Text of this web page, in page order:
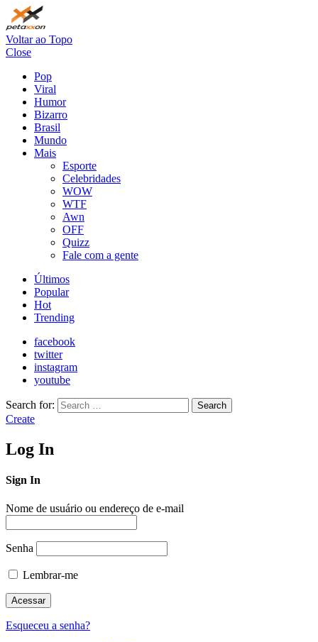
Voltar ao Topo
Close
Pop
Viral
Humor
Bizarro
Brasil
Mundo
Mais
Esporte
Celebridades
WOW
WTF
Awn
OFF
Quizz
Fale com a gente
Últimos
Popular
Hot
Trending
facebook
twitter
instagram
youtube
Search for: Search
Create
Log In
Sign In
Nome de usuário ou endereço de e-mail
Senha
Lembrar-me
Esqueceu a senha?